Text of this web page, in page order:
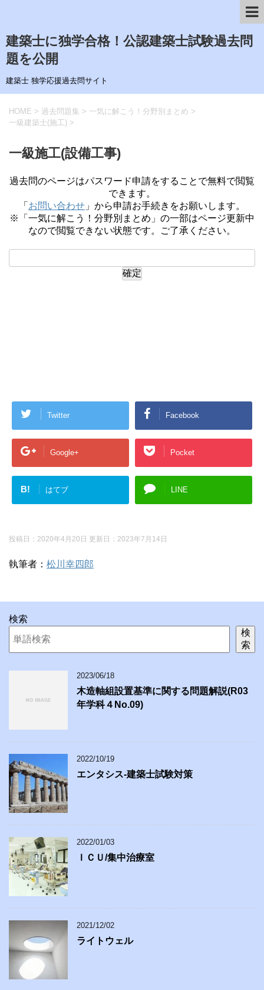
建築士に独学合格！公認建築士試験過去問
題を公開
建築士 独学応援過去問サイト
HOME > 過去問題集 > 一気に解こう！分野別まとめ >
一級建築士(施工) >
一級施工(設備工事)
過去問のページはパスワード申請をすることで無料で閲覧
できます。
「 お問い合わせ 」から申請お手続きをお願いします。
※「一気に解こう！分野別まとめ」の一部はページ更新中
なので閲覧できない状態です。ご了承ください。
Twitter Facebook
Google+ Pocket
B! はてブ LINE
投稿日：2020年4月20日 更新日： 2023年7月14日
執筆者： 松川幸四郎
検索
検
索
2023/06/18
木造軸組設置基準に関する問題解説(R03
年学科４No.09)
2022/10/19
エンタシス-建築士試験対策
2022/01/03
ＩＣＵ/集中治療室
2021/12/02
ライトウェル